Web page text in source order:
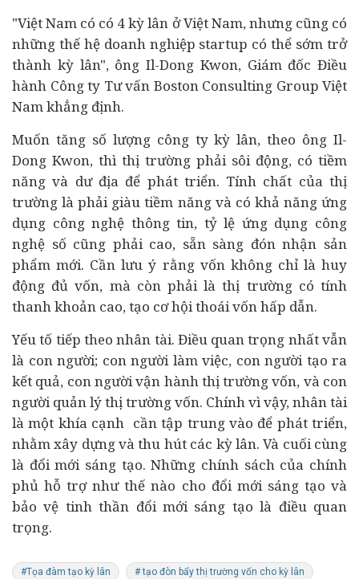
"Việt Nam có có 4 kỳ lân ở Việt Nam, nhưng cũng có
những thế hệ doanh nghiệp startup có thể sớm trở
thành kỳ lân", ông Il-Dong Kwon, Giám đốc Điều
hành Công ty Tư vấn Boston Consulting Group Việt
Nam khẳng định.
Muốn tăng số lượng công ty kỳ lân, theo ông Il-
Dong Kwon, thìthị trường phải sôi động, có tiềm
năng và dư địa để phát triển. Tính chất của thị
trường là phải giàu tiềm năng và có khả năng ứng
dụng công nghệ thông tin, tỷ lệ ứng dụng công
nghệ số cũng phải cao, sẵn sàng đón nhận sản
phẩm mới. Cần lưu ý rằng vốn không chỉ là huy
động đủ vốn, mà còn phải là thị trường có tính
thanh khoản cao, tạo cơ hội thoái vốn hấp dẫn.
Yếu tố tiếp theo nhân tài. Điều quan trọng nhất vẫn
là con người; con người làm việc, con người tạo ra
kết quả, con người vận hành thị trường vốn, và con
người quản lý thị trường vốn. Chính vì vậy, nhân tài
là một khía cạnh cần tập trung vào để phát triển,
nhằm xây dựng và thu hút các kỳ lân. Và cuối cùng
là đổi mới sáng tạo. Những chính sách của chính
phủ hỗ trợ như thế nào cho đổi mới sáng tạo và
bảo vệ tinh thần đổi mới sáng tạo là điều quan
trọng.
#Tọa đàm tạo kỳ lân # tạo đòn bẩy thị trường vốn cho kỳ lân